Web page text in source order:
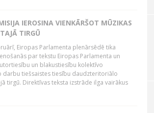
IEROSINA VIENKĀRŠOT MŪZIKAS
TIRGŪ
Eiropas Parlamenta plenārsēdē tika
par tekstu Eiropas Parlamenta un
un blakustiesību kolektīvo
darbu tiešsaistes tiesību daudzteritoriālo
tirgū. Direktīvas teksta izstrāde ilga vairākus